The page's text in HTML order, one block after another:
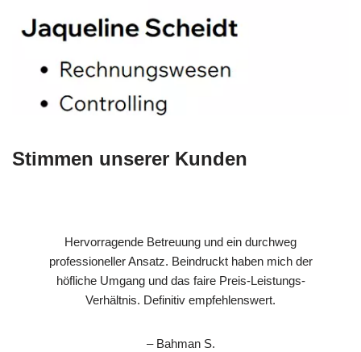
Stimmen unserer Kunden
Hervorragende Betreuung und ein durchweg
professioneller Ansatz. Beindruckt haben mich der
höfliche Umgang und das faire Preis-Leistungs-
Verhältnis. Definitiv empfehlenswert.
– Bahman S.